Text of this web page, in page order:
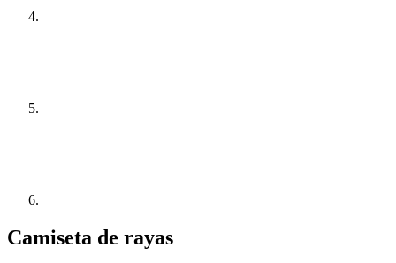
Camiseta de rayas